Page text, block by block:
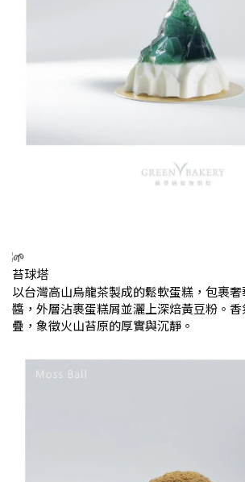
苔球塔
以台灣高山烏龍茶製成的鬆軟蛋糕，包裹
醬，外層沾裹蛋糕屑並灑上深焙黃豆粉。
疊，象徵火山苔原的厚實與沉靜。